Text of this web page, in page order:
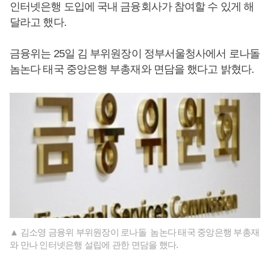
인터넷은행 도입에 국내 금융회사가 참여할 수 있게 해
달라고 했다.
금융위는 25일 김 부위원장이 정부서울청사에서 로나돌
놈논다 태국 중앙은행 부총재와 면담을 했다고 밝혔다.
▲ 김소영 금융위 부위원장이 로나돌 놈논다 태국 중앙은행 부총재
와 만나 인터넷은행 설립에 관한 면담을 했다.